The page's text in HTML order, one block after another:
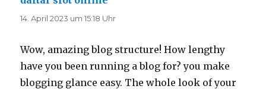
14. April 2023 um 15:18 Uhr
Wow, amazing blog structure! How lengthy
have you been running a blog for? you make
blogging glance easy. The whole look of your